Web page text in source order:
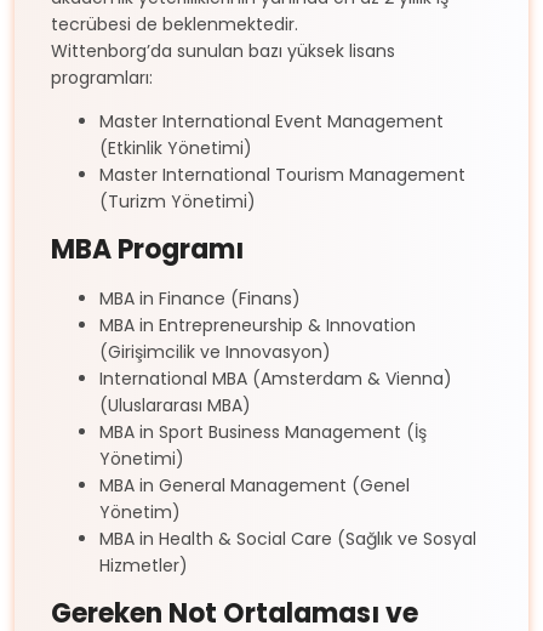
tecrübesi de beklenmektedir.
Wittenborg’da sunulan bazı yüksek lisans
programları:
Master International Event Management
(Etkinlik Yönetimi)
Master International Tourism Management
(Turizm Yönetimi)
MBA Programı
MBA in Finance (Finans)
MBA in Entrepreneurship & Innovation
(Girişimcilik ve Innovasyon)
International MBA (Amsterdam & Vienna)
(Uluslararası MBA)
MBA in Sport Business Management (İş
Yönetimi)
MBA in General Management (Genel
Yönetim)
MBA in Health & Social Care (Sağlık ve Sosyal
Hizmetler)
Gereken Not Ortalaması ve